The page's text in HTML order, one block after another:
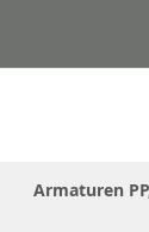
Armaturen